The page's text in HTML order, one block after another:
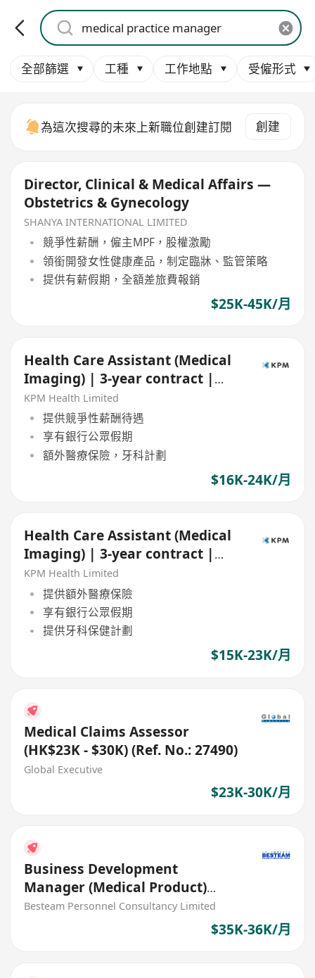
全部篩選 工種 工作地點 受僱形式
為這次搜尋的未來上新職位創建訂閱 創建
Director, Clinical & Medical Affairs —
Obstetrics & Gynecology
SHANYA INTERNATIONAL LIMITED
競爭性薪酬，僱主MPF，股權激勵
領銜開發女性健康產品，制定臨牀、監管策略
提供有薪假期，全額差旅費報銷
$25K-45K/月
Health Care Assistant (Medical
Imaging) | 3-year contract |
Central
KPM Health Limited
提供競爭性薪酬待遇
享有銀行公眾假期
額外醫療保險，牙科計劃
$16K-24K/月
Health Care Assistant (Medical
Imaging) | 3-year contract |
Central & TST
KPM Health Limited
提供額外醫療保險
享有銀行公眾假期
提供牙科保健計劃
$15K-23K/月
Medical Claims Assessor
(HK$23K - $30K) (Ref. No.: 27490)
Global Executive
$23K-30K/月
Business Development
Manager (Medical Product)
Private Hospital
Besteam Personnel Consultancy Limited
$35K-36K/月